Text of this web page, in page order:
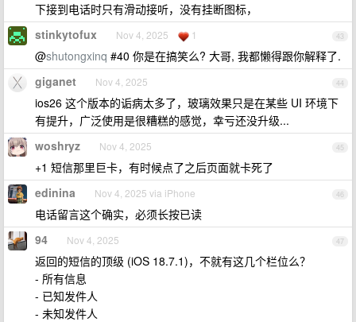
下接到电话时只有滑动接听，没有挂断图标，
43
stinkytofux Nov 4, 2025 1
@shutongxinq #40 你是在搞笑么? 大哥, 我都懒得跟你解释了.
44
giganet Nov 4, 2025
ios26 这个版本的诟病太多了，玻璃效果只是在某些 UI 环境下
有提升，广泛使用是很糟糕的感觉，幸亏还没升级...
45
woshryz Nov 4, 2025
+1 短信那里巨卡，有时候点了之后页面就卡死了
46
edinina Nov 4, 2025 via iPhone
电话留言这个确实，必须长按已读
47
94 Nov 4, 2025
返回的短信的顶级 (iOS 18.7.1)，不就有这几个栏位么？
- 所有信息
- 已知发件人
- 未知发件人